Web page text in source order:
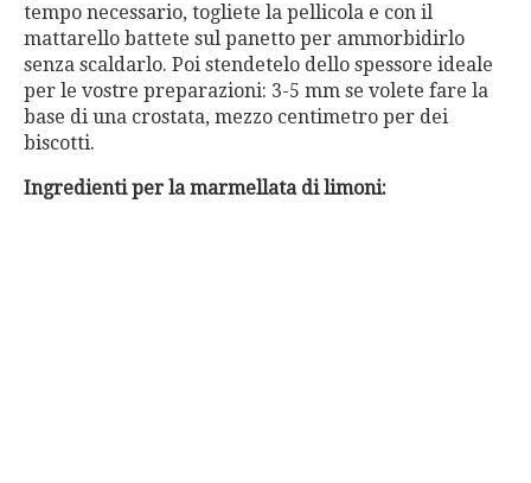
tempo necessario, togliete la pellicola e con il
mattarello battete sul panetto per ammorbidirlo
senza scaldarlo. Poi stendetelo dello spessore ideale
per le vostre preparazioni: 3-5 mm se volete fare la
base di una crostata, mezzo centimetro per dei
biscotti.
Ingredienti per la marmellata di limoni: